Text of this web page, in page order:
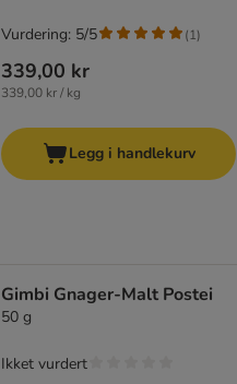
339,00 kr
339,00 kr / kg
Vurdering: 5/5 (1)
Legg i handlekurv
Gimbi Gnager-Malt Postei
50 g
Ikket vurdert